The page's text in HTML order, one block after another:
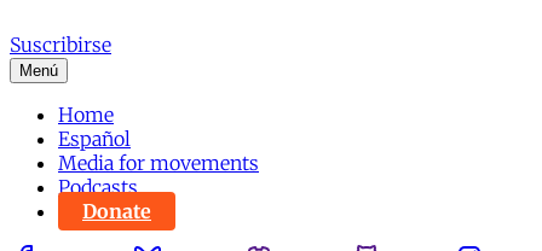
Suscribirse
Menú
Home
Español
Media for movements
Podcasts
Donate